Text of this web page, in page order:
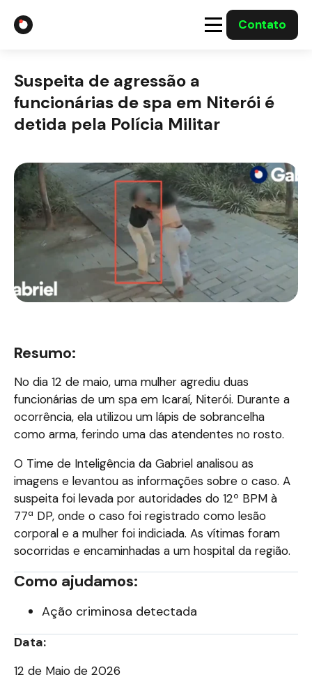
Contato
Soluções
Casos Solucionados
Mídia
Suspeita de agressão a
funcionárias de spa em Niterói é
detida pela Polícia Militar
Resumo:
No dia 12 de maio, uma mulher agrediu duas
funcionárias de um spa em Icaraí, Niterói. Durante a
ocorrência, ela utilizou um lápis de sobrancelha
como arma, ferindo uma das atendentes no rosto.
O Time de Inteligência da Gabriel analisou as
imagens e levantou as informações sobre o caso. A
suspeita foi levada por autoridades do 12º BPM à
77ª DP, onde o caso foi registrado como lesão
corporal e a mulher foi indiciada. As vítimas foram
socorridas e encaminhadas a um hospital da região.
Como ajudamos:
Ação criminosa detectada
Data:
12 de Maio de 2026